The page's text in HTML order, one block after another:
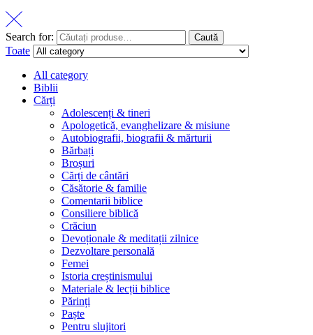
Search for: Caută
Toate
All category
Biblii
Cărți
Adolescenți & tineri
Apologetică, evanghelizare & misiune
Autobiografii, biografii & mărturii
Bărbați
Broșuri
Cărți de cântări
Căsătorie & familie
Comentarii biblice
Consiliere biblică
Crăciun
Devoționale & meditații zilnice
Dezvoltare personală
Femei
Istoria creștinismului
Materiale & lecții biblice
Părinți
Paște
Pentru slujitori